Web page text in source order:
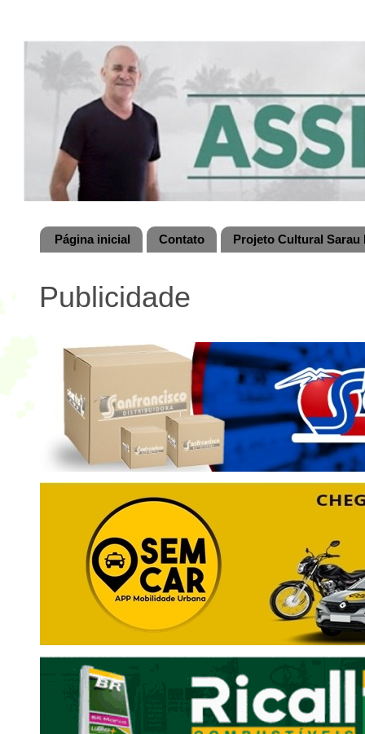
Página inicial Contato Projeto Cultural
Publicidade